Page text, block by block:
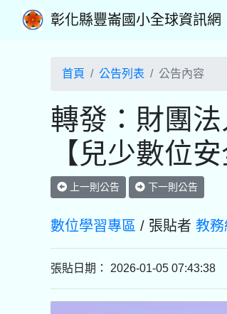
彰化縣豐崙國小全球資訊網
首頁 公告列表 公告內容
轉發：財團
【兒少數位
上一則公告 下一則公告
數位學習專區 / 張貼者 教
張貼日期： 2026-01-05 07:43:38